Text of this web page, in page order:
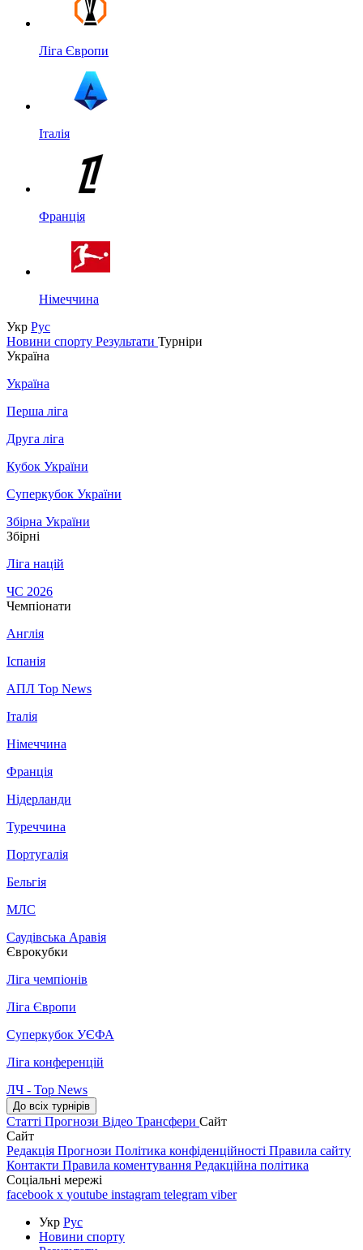
Ліга Європи
Італія
Франція
Німеччина
Укр Рус
Новини спорту Результати Турніри
Україна
Україна
Перша ліга
Друга ліга
Кубок України
Суперкубок України
Збірна України
Збірні
Ліга націй
ЧС 2026
Чемпіонати
Англія
Іспанія
АПЛ Top News
Італія
Німеччина
Франція
Нідерланди
Туреччина
Португалія
Бельгія
МЛС
Саудівська Аравія
Єврокубки
Ліга чемпіонів
Ліга Європи
Суперкубок УЄФА
Ліга конференцій
ЛЧ - Top News
До всіх турнірів
Статті Прогнози Відео Трансфери Сайт
Сайт
Редакція Прогнози Політика конфіденційності Правила сайту
Контакти Правила коментування Редакційна політика
Соціальні мережі
facebook x youtube instagram telegram viber
Укр Рус
Новини спорту